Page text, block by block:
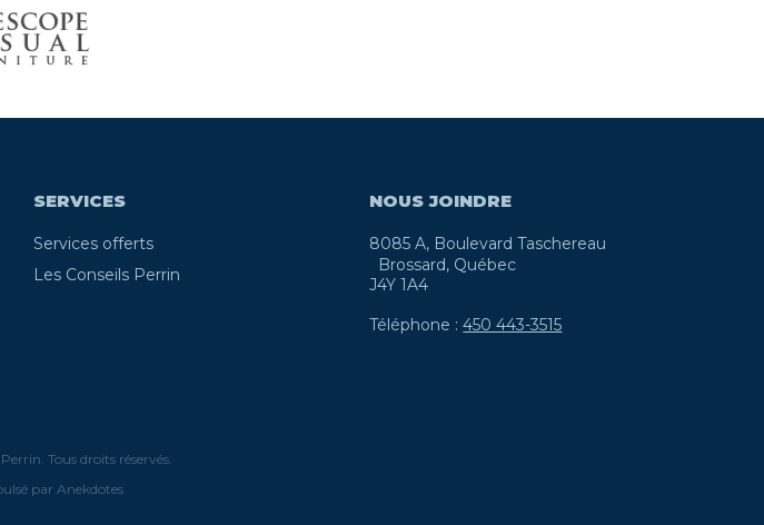
SERVICES
Services offerts
Les Conseils Perrin
NOUS JOINDRE
8085 A, Boulevard Taschereau
Brossard, Québec
J4Y 1A4
Téléphone :450 443-3515
Tous droits réservés.
par Anekdotes